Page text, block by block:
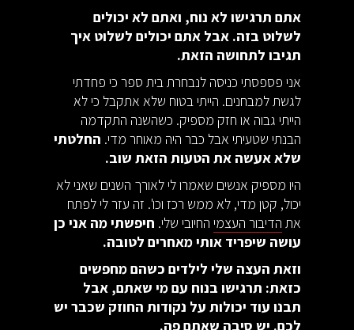
אתם תרגישו לא נוח, ואתם לא יכולים
לשלוט בזה. אבל אתם יכולים לשלוט איך
תגיבו לתחושה הזאת.
אני פספסתי כניסה לנבחרת בית ספר כי פחדתי
לגשת למבחנים. הייתי בטוח שלא אתקבל כי לא
הייתי גבוה או חזק מספיק. כשהשנה התקדמה
הבנתי שטעיתי אבל כבר היה מאוחר מדי. החלטתי
שלא אעשה את הטעות הזאת שוב.
היו מספיק אנשים שאמרו לי לאורך השנים שאני לא
יכול, קטן מדי, לא ממש רכז וכו'. זה עזר לי לפתח
את הדיבור העצמי החיובי שלי. חיפשתי מה אני כן
עושה שיפריד אותי מאחרים לטובה.
וזאת העצה שלי לילדים כשהם מחפשים
כזאת: תרגישו בנוח עם מי שאתם, אבל
תבנו עוד יכולות על נקודות החוזק שכבר יש
לכם. יש סיבה שאתם פה.